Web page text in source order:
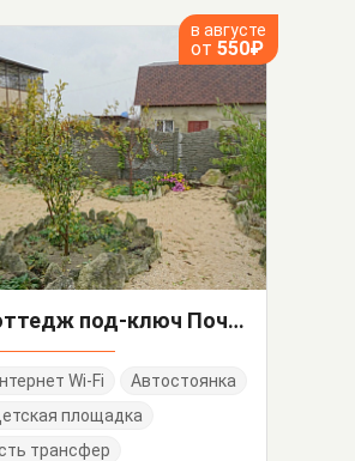
в августе
от 550₽
Коттедж под-ключ Почтовый 2/А
Wi-Fi
Автостоянка
площадка
трансфер